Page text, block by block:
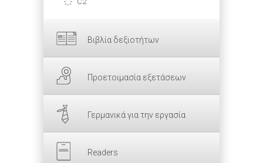
Βιβλία δεξιοτήτων
Προετοιμασία εξετάσεων
Γερμανικά για την εργασία
Readers